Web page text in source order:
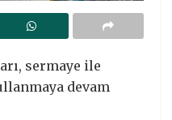
sermaye ile
devam